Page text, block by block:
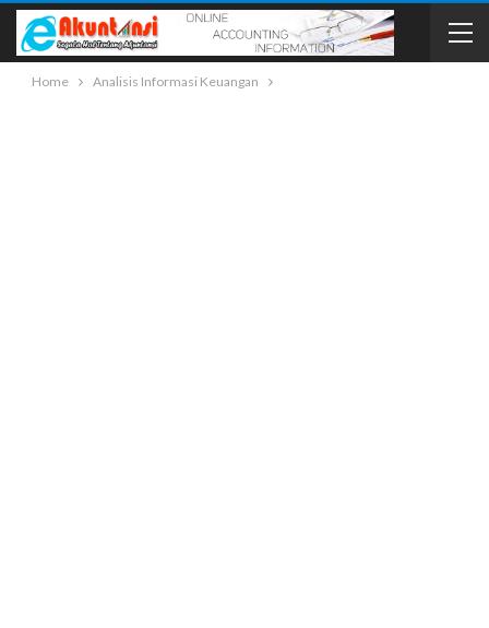
Home Analisis Informasi Keuangan